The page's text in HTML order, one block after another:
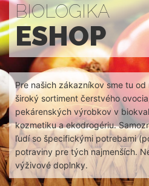
BIOLOGIKA
ESHOP
Pre našich zákazníkov sme tu
široký sortiment čerstvého
pekárenských výrobkov v
kozmetiku a ekodrogériu.
ľudí so špecifickými potrebami
potraviny pre tých najmenších.
výživové doplnky.